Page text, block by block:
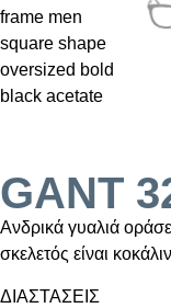
GANT
Ανδρικά γυαλιά
σκελετός είναι
ΔΙΑΣΤΑΣΕΙΣ